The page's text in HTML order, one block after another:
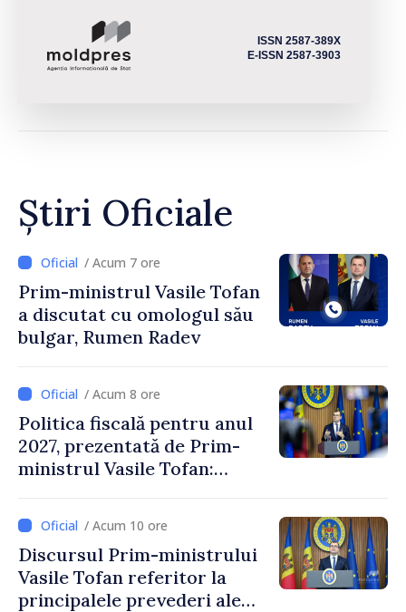
ISSN 2587-389X
E-ISSN 2587-3903
Știri Oficiale
/ Acum 7 ore
Prim-ministrul Vasile Tofan
a discutat cu omologul său
bulgar, Rumen Radev
/ Acum 8 ore
Politica fiscală pentru anul
2027, prezentată de Prim-
ministrul Vasile Tofan:
stimularea investițiilor și o
taxare mai echitabilă
/ Acum 10 ore
Discursul Prim-ministrului
Vasile Tofan referitor la
principalele prevederi ale